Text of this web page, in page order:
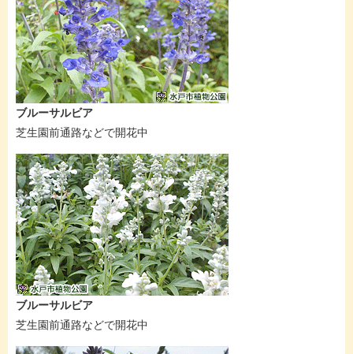
ブルーサルビア
芝生園前通路などで開花中
ブルーサルビア
芝生園前通路などで開花中